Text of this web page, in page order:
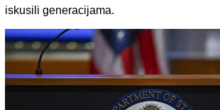
iskusili generacijama.